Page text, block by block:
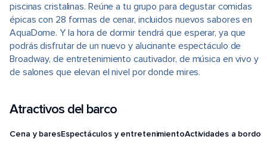
piscinas cristalinas. Reúne a tu grupo para degustar comidas
épicas con 28 formas de cenar, incluidos nuevos sabores en
AquaDome. Y la hora de dormir tendrá que esperar, ya que
podrás disfrutar de un nuevo y alucinante espectáculo de
Broadway, de entretenimiento cautivador, de música en vivo y
de salones que elevan el nivel por donde mires.
Atractivos del barco
Cena y baresEspectáculos y entretenimientoActividades a bordo